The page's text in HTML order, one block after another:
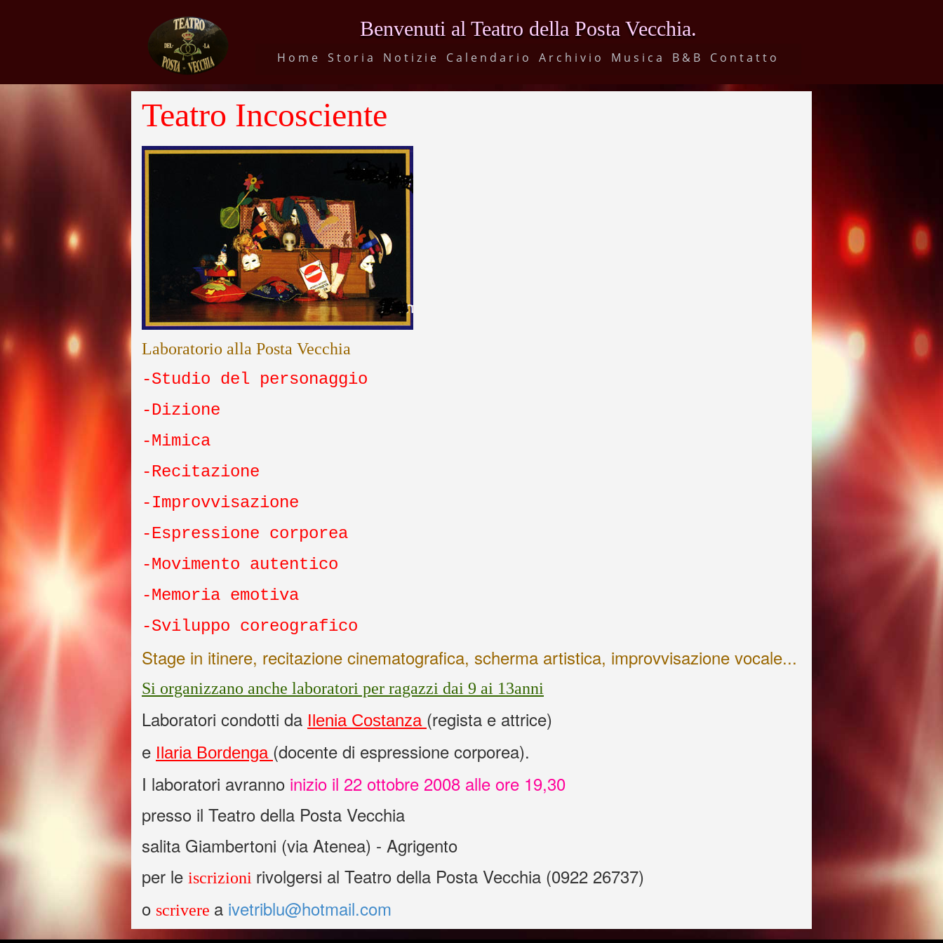
Benvenuti al Teatro della Posta Vecchia.
Home Storia Notizie Calendario Archivio Musica B&B Contatto
Teatro Incosciente
Laboratorio alla Posta Vecchia
-Studio del personaggio
-Dizione
-Mimica
-Recitazione
-Improvvisazione
-Espressione corporea
-Movimento autentico
-Memoria emotiva
-Sviluppo coreografico
Stage in itinere, recitazione cinematografica, scherma artistica, improvvisazione vocale...
Si organizzano anche laboratori per ragazzi dai 9 ai 13anni
Laboratori condotti da Ilenia Costanza (regista e attrice)
e Ilaria Bordenga (docente di espressione corporea).
I laboratori avranno inizio il 22 ottobre 2008 alle ore 19,30
presso il Teatro della Posta Vecchia
salita Giambertoni (via Atenea) - Agrigento
per le iscrizioni rivolgersi al Teatro della Posta Vecchia (0922 26737)
o scrivere a ivetriblu@hotmail.com